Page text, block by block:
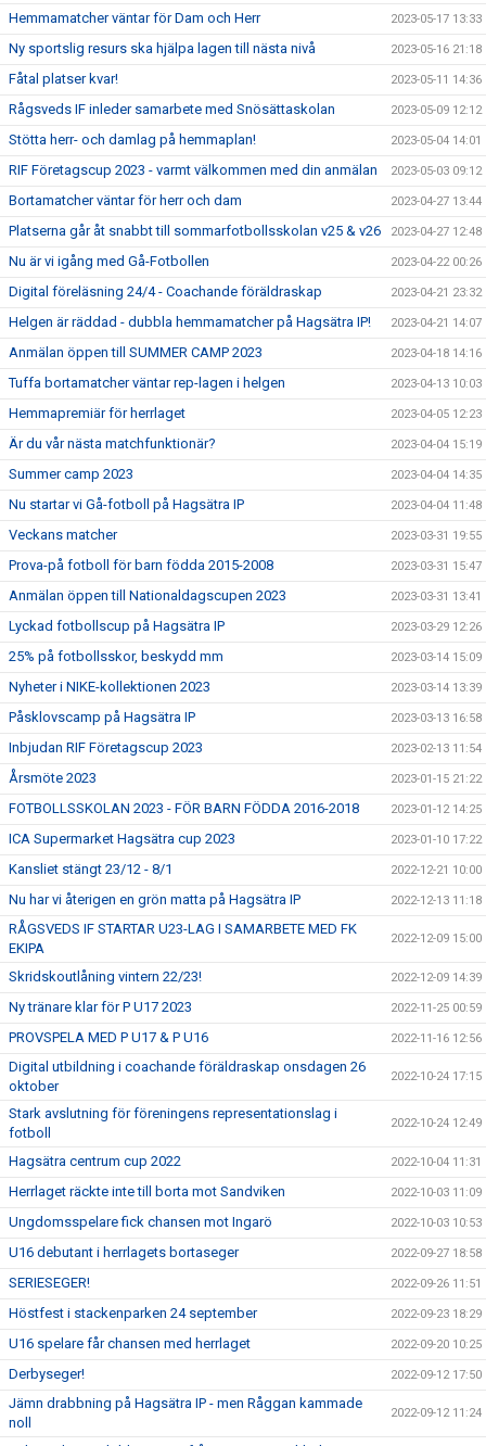
Hemmamatcher väntar för Dam och Herr 2023-05-17 13:33
Ny sportslig resurs ska hjälpa lagen till nästa nivå 2023-05-16 21:18
Fåtal platser kvar! 2023-05-11 14:36
Rågsveds IF inleder samarbete med Snösättaskolan 2023-05-09 12:12
Stötta herr- och damlag på hemmaplan! 2023-05-04 14:01
RIF Företagscup 2023 - varmt välkommen med din anmälan 2023-05-03 09:12
Bortamatcher väntar för herr och dam 2023-04-27 13:44
Platserna går åt snabbt till sommarfotbollsskolan v25 & v26 2023-04-27 12:48
Nu är vi igång med Gå-Fotbollen 2023-04-22 00:26
Digital föreläsning 24/4 - Coachande föräldraskap 2023-04-21 23:32
Helgen är räddad - dubbla hemmamatcher på Hagsätra IP! 2023-04-21 14:07
Anmälan öppen till SUMMER CAMP 2023 2023-04-18 14:16
Tuffa bortamatcher väntar rep-lagen i helgen 2023-04-13 10:03
Hemmapremiär för herrlaget 2023-04-05 12:23
Är du vår nästa matchfunktionär? 2023-04-04 15:19
Summer camp 2023 2023-04-04 14:35
Nu startar vi Gå-fotboll på Hagsätra IP 2023-04-04 11:48
Veckans matcher 2023-03-31 19:55
Prova-på fotboll för barn födda 2015-2008 2023-03-31 15:47
Anmälan öppen till Nationaldagscupen 2023 2023-03-31 13:41
Lyckad fotbollscup på Hagsätra IP 2023-03-29 12:26
25% på fotbollsskor, beskydd mm 2023-03-14 15:09
Nyheter i NIKE-kollektionen 2023 2023-03-14 13:39
Påsklovscamp på Hagsätra IP 2023-03-13 16:58
Inbjudan RIF Företagscup 2023 2023-02-13 11:54
Årsmöte 2023 2023-01-15 21:22
FOTBOLLSSKOLAN 2023 - FÖR BARN FÖDDA 2016-2018 2023-01-12 14:25
ICA Supermarket Hagsätra cup 2023 2023-01-10 17:22
Kansliet stängt 23/12 - 8/1 2022-12-21 10:00
Nu har vi återigen en grön matta på Hagsätra IP 2022-12-13 11:18
RÅGSVEDS IF STARTAR U23-LAG I SAMARBETE MED FK
EKIPA
2022-12-09 15:00
Skridskoutlåning vintern 22/23! 2022-12-09 14:39
Ny tränare klar för P U17 2023 2022-11-25 00:59
PROVSPELA MED P U17 & P U16 2022-11-16 12:56
Digital utbildning i coachande föräldraskap onsdagen 26
oktober
2022-10-24 17:15
Stark avslutning för föreningens representationslag i
fotboll
2022-10-24 12:49
Hagsätra centrum cup 2022 2022-10-04 11:31
Herrlaget räckte inte till borta mot Sandviken 2022-10-03 11:09
Ungdomsspelare fick chansen mot Ingarö 2022-10-03 10:53
U16 debutant i herrlagets bortaseger 2022-09-27 18:58
SERIESEGER! 2022-09-26 11:51
Höstfest i stackenparken 24 september 2022-09-23 18:29
U16 spelare får chansen med herrlaget 2022-09-20 10:25
Derbyseger! 2022-09-12 17:50
Jämn drabbning på Hagsätra IP - men Råggan kammade
noll
2022-09-12 11:24